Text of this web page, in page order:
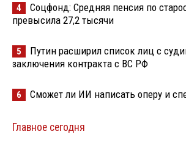
4
Соцфонд: Средняя пенсия по
превысила 27,2 тысячи
5
Путин расширил список лиц с
заключения контракта с ВС РФ
6 Сможет ли ИИ написать оперу и
Главное сегодня